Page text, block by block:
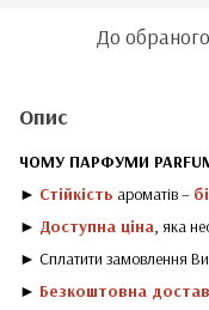
До обраного
Опис
ЧОМУ ПАРФУМИ
► Стійкість ароматів –
► Доступна ціна , яка
► Сплатити замовлення
► Безкоштовна